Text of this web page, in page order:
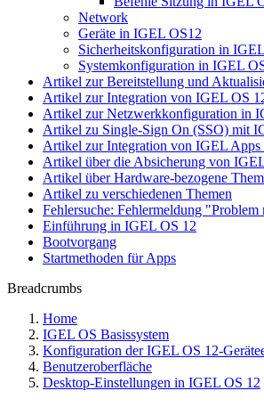
Network
Geräte in IGEL OS12
Sicherheitskonfiguration in
Systemkonfiguration in IGEL
Artikel zur Bereitstellung und
Artikel zur Integration von IGEL OS
Artikel zur Netzwerkkonfiguration in
Artikel zu Single-Sign On (SSO) mit
Artikel zur Integration von IGEL Apps
Artikel über die Absicherung von
Artikel über Hardware-bezogene
Artikel zu verschiedenen Themen
Fehlersuche: Fehlermeldung
Einführung in IGEL OS 12
Bootvorgang
Startmethoden für Apps
Breadcrumbs
Home
IGEL OS Basissystem
Konfiguration der IGEL OS 12-
Benutzeroberfläche
Desktop-Einstellungen in IGEL OS 12